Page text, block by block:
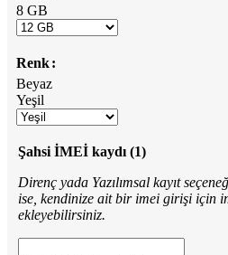
8 GB
Renk
Beyaz
Yeşil
Şahsi İMEİ kaydı (1)
Direnç yada Yazılımsal kayıt
ise, kendinize ait bir imei girişi için
ekleyebilirsiniz.